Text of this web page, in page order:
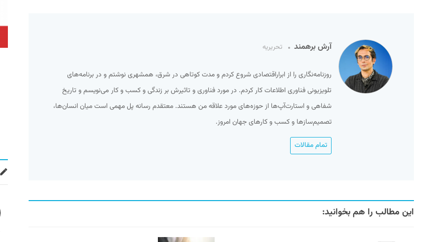
آرش برهمند تحریریه
روزنامه‌نگاری را از ابراراقتصادی شروع کردم و مدت کوتاهی در شرق، همشهری نوشتم و در برنامه‌های
تلویزیونی فناوری اطلاعات کار کردم. در مورد فناوری و تاثیرش بر زندگی و کسب و کار می‌نویسم و تاریخ
شفاهی و استارت‌آپ‌ها از حوزه‌های مورد علاقه من هستند. معتقدم رسانه پل مهمی است میان انسان‌ها،
تصمیم‌سازها و کسب و کارهای جهان امروز.
تمام مقالات
این مطالب را هم بخوانید: